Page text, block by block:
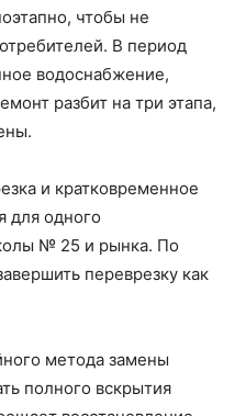
чтобы не
В период
водоснабжение,
разбит на три этапа,
и кратковременное
для одного
№ 25 и рынка. По
переврезку как
метода замены
полного вскрытия